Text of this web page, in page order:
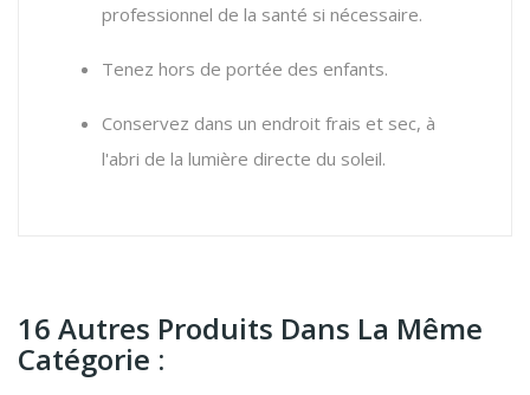
professionnel de la santé si nécessaire.
Tenez hors de portée des enfants.
Conservez dans un endroit frais et sec, à
l'abri de la lumière directe du soleil.
16 Autres Produits Dans La Même
Catégorie :